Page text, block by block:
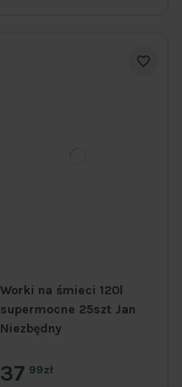
Worki na śmieci 120l
supermocne 25szt Jan
Niezbędny
37 99zł